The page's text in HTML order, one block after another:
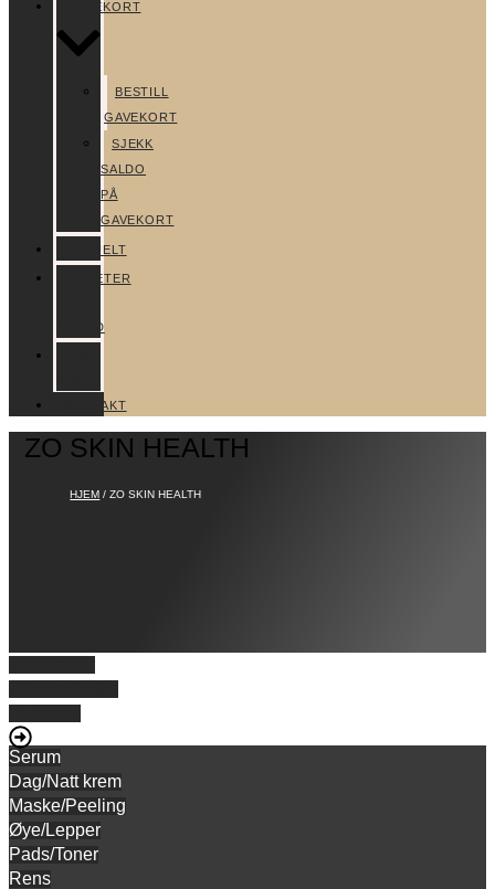
GAVEKORT
BESTILL
GAVEKORT
SJEKK
SALDO
PÅ
GAVEKORT
AKTUELT
NYHETER
TILBUD
KONTAKT
ZO SKIN HEALTH
HJEM / ZO SKIN HEALTH
Serum
Dag/Natt krem
Maske/Peeling
Øye/Lepper
Pads/Toner
Rens